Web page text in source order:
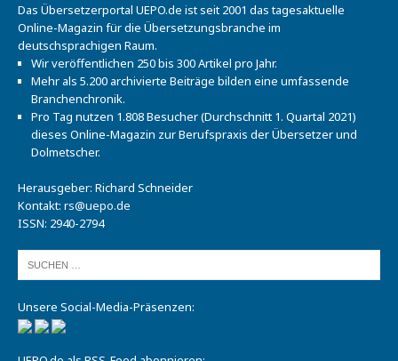
Das Übersetzerportal UEPO.de ist seit 2001 das tagesaktuelle
Online-Magazin für die Übersetzungsbranche im
deutschsprachigen Raum.
Wir veröffentlichen 250 bis 300 Artikel pro Jahr.
Mehr als 5.200 archivierte Beiträge bilden eine umfassende
Branchenchronik.
Pro Tag nutzen 1.808 Besucher (Durchschnitt 1. Quartal 2021)
dieses Online-Magazin zur Berufspraxis der Übersetzer und
Dolmetscher.
Herausgeber: Richard Schneider
Kontakt: rs@uepo.de
ISSN: 2940-2794
Unsere Social-Media-Präsenzen: